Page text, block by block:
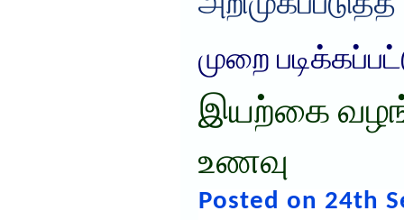
முறை
இயற்கை
உணவு
Posted on 24th